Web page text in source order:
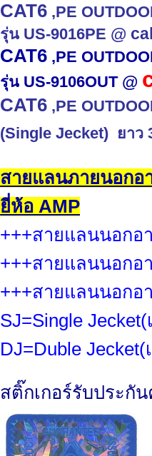
CAT6 ,PE
รุ่น US-9016PE @
CAT6 ,PE
รุ่น US-9106OUT @
CAT6 ,PE
(Single Jecket) ยาว
สายแลนภายนอกอ
ยี่ห้อ AMP
+++สายแลนนอกอ
+++สายแลนนอกอ
+++สายแลนนอกอ
SJ=Single
DJ=Duble
สติ๊กเกอร์รับประกั